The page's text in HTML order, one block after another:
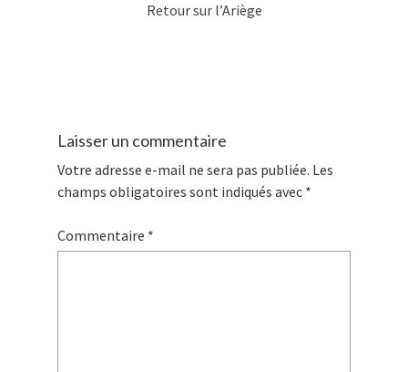
Retour sur l’Ariège
Laisser un commentaire
Votre adresse e-mail ne sera pas publiée. Les
champs obligatoires sont indiqués avec *
Commentaire *